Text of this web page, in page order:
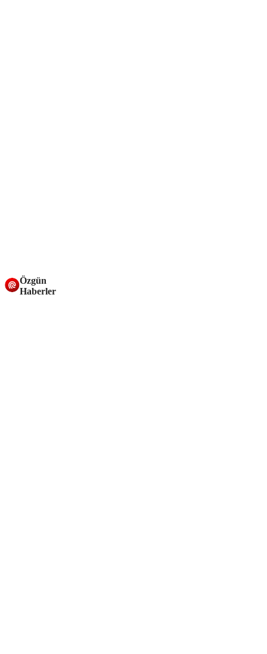
Özgün
Haberler